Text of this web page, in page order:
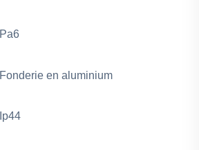
Pa6
Fonderie en aluminium
Ip44